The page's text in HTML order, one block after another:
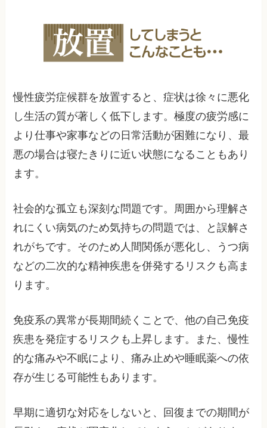
慢性疲労症候群を放置すると、症状は徐々に悪化
し生活の質が著しく低下します。極度の疲労感に
より仕事や家事などの日常活動が困難になり、最
悪の場合は寝たきりに近い状態になることもあり
ます。
社会的な孤立も深刻な問題です。周囲から理解さ
れにくい病気のため気持ちの問題では、と誤解さ
れがちです。そのため人間関係が悪化し、うつ病
などの二次的な精神疾患を併発するリスクも高ま
ります。
免疫系の異常が長期間続くことで、他の自己免疫
疾患を発症するリスクも上昇します。また、慢性
的な痛みや不眠により、痛み止めや睡眠薬への依
存が生じる可能性もあります。
早期に適切な対応をしないと、回復までの期間が